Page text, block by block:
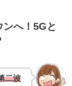
へ！5Gと
二波